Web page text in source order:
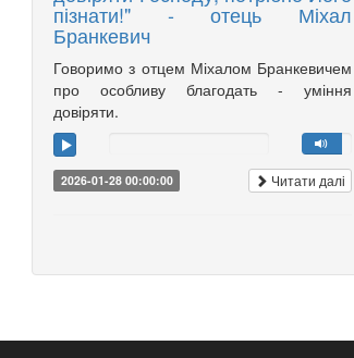
пізнати!" - отець Міхал
Бранкевич
Говоримо з отцем Міхалом Бранкевичем
про особливу благодать - уміння
довіряти.
2026-01-28 00:00:00 Читати далі